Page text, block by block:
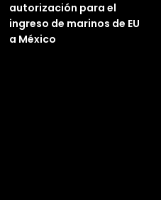
autorización para el
ingreso de marinos de EU
a México